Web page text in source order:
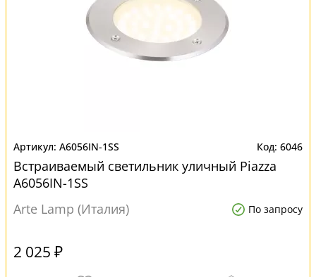
A6056IN-1SS 6046
Встраиваемый светильник уличный Piazza
A6056IN-1SS
Arte Lamp (Италия)
По запросу
2 025 ₽